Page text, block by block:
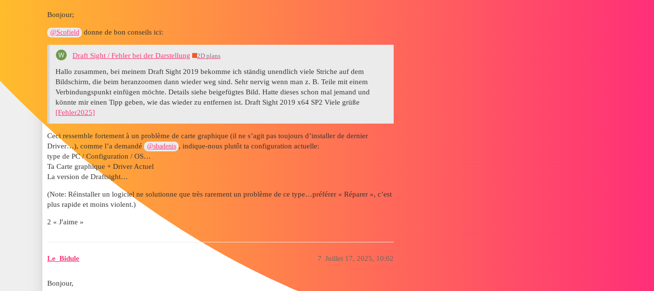
Bonjour;
@Scofield donne de bon conseils ici:
Draft Sight / Fehler bei der Darstellung 2D plans
Hallo zusammen, bei meinem Draft Sight 2019 bekomme ich ständig unendlich viele Striche auf dem
Bildschirm, die beim heranzoomen dann wieder weg sind. Sehr nervig wenn man z. B. Teile mit einem
Verbindungspunkt einfügen möchte. Details siehe beigefügtes Bild. Hatte dieses schon mal jemand und
könnte mir einen Tipp geben, wie das wieder zu entfernen ist. Draft Sight 2019 x64 SP2 Viele grüße
[Fehler2025]
Ceci ressemble fortement à un problème de carte graphique (il ne s’agit pas toujours d’installer de dernier
Driver…), comme l’a demandé
@sbadenis , indique-nous plutôt ta configuration actuelle:
type de PC / Configuration / OS…
Ta Carte graphique + Driver Actuel
La version de Draftsight…
(Note: Réinstaller un logiciel ne solutionne que très rarement un problème de ce type…préférer « Réparer », c’est
plus rapide et moins violent.)
2 « J'aime »
Le_Bidule Juillet 17, 2025, 10:02
7
Bonjour,